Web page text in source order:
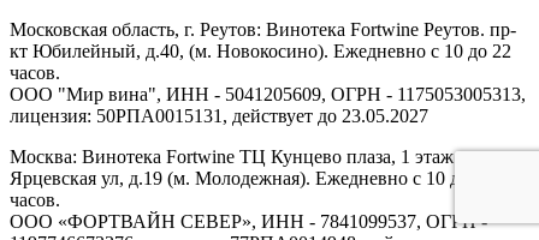
Московская область, г. Реутов: Винотека Fortwine Реутов. пр-
кт Юбилейный, д.40, (м. Новокосино). Ежедневно с 10 до 22
часов.
ООО "Мир вина", ИНН - 5041205609, ОГРН - 1175053005313,
лицензия: 50РПА0015131, действует до 23.05.2027
Москва: Винотека Fortwine ТЦ Кунцево плаза, 1 этаж.
Ярцевская ул, д.19 (м. Молодежная). Ежедневно с 10 до 22
часов.
ООО «ФОРТВАЙН СЕВЕР», ИНН - 7841099537, ОГРН -